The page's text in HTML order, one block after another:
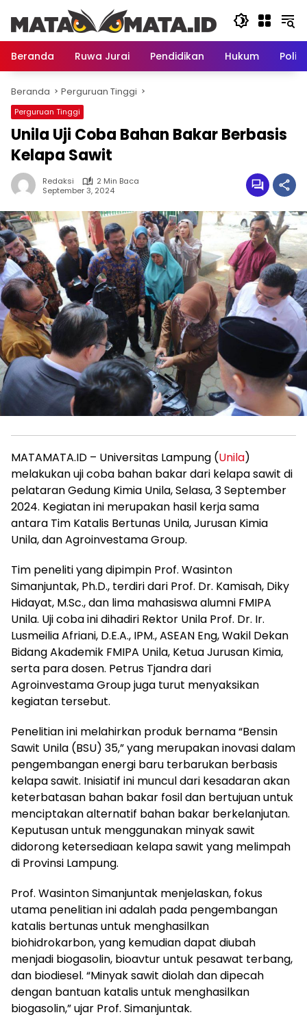
konten
Beranda
Ruwa Jurai Pendidikan Hukum
Beranda Perguruan Tinggi
Perguruan Tinggi
Unila Uji Coba Bahan Bakar Berbasis
Kelapa Sawit
Redaksi
2 Min Baca
September 3, 2024
MATAMATA.ID – Universitas Lampung (Unila)
melakukan uji coba bahan bakar dari kelapa sawit di
pelataran Gedung Kimia Unila, Selasa, 3 September
2024. Kegiatan ini merupakan hasil kerja sama
antara Tim Katalis Bertunas Unila, Jurusan Kimia
Unila, dan Agroinvestama Group.
Tim peneliti yang dipimpin Prof. Wasinton
Simanjuntak, Ph.D., terdiri dari Prof. Dr. Kamisah, Diky
Hidayat, M.Sc., dan lima mahasiswa alumni FMIPA
Unila. Uji coba ini dihadiri Rektor Unila Prof. Dr. Ir.
Lusmeilia Afriani, D.E.A., IPM., ASEAN Eng, Wakil Dekan
Bidang Akademik FMIPA Unila, Ketua Jurusan Kimia,
serta para dosen. Petrus Tjandra dari
Agroinvestama Group juga turut menyaksikan
kegiatan tersebut.
Penelitian ini melahirkan produk bernama “Bensin
Sawit Unila (BSU) 35,” yang merupakan inovasi dalam
pengembangan energi baru terbarukan berbasis
kelapa sawit. Inisiatif ini muncul dari kesadaran akan
keterbatasan bahan bakar fosil dan bertujuan untuk
menciptakan alternatif bahan bakar berkelanjutan.
Keputusan untuk menggunakan minyak sawit
didorong ketersediaan kelapa sawit yang melimpah
di Provinsi Lampung.
Prof. Wasinton Simanjuntak menjelaskan, fokus
utama penelitian ini adalah pada pengembangan
katalis bertunas untuk menghasilkan
biohidrokarbon, yang kemudian dapat diubah
menjadi biogasolin, bioavtur untuk pesawat terbang,
dan biodiesel. “Minyak sawit diolah dan dipecah
dengan bantuan katalis untuk menghasilkan
biogasolin,” ujar Prof. Simanjuntak.